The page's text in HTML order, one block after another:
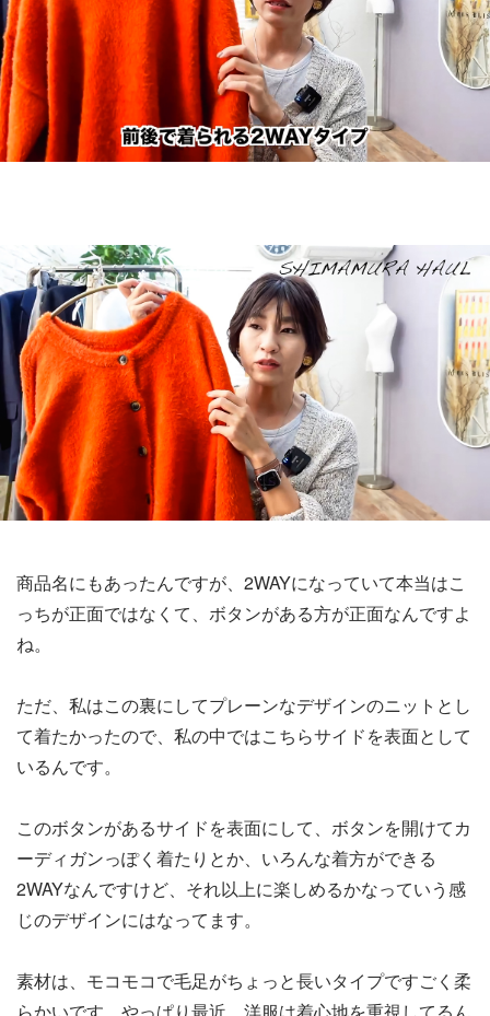
商品名にもあったんですが、2WAYになっていて本当はこ
っちが正面ではなくて、ボタンがある方が正面なんですよ
ね。
ただ、私はこの裏にしてプレーンなデザインのニットとし
て着たかったので、私の中ではこちらサイドを表面として
いるんです。
このボタンがあるサイドを表面にして、ボタンを開けてカ
ーディガンっぽく着たりとか、いろんな着方ができる
2WAYなんですけど、それ以上に楽しめるかなっていう感
じのデザインにはなってます。
素材は、モコモコで毛足がちょっと長いタイプですごく柔